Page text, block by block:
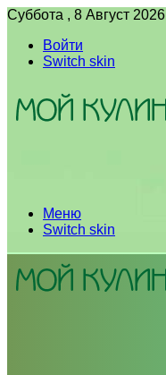
Суббота , 8 Август 2026
Войти
Switch skin
Меню
Switch skin